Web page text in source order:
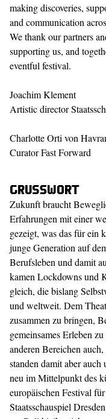
making discoveries,
and communication
We thank our partners
supporting us, and
eventful festival.
Joachim Klement
Artistic director
Charlotte Orti von
Curator Fast Forward
Grußwort
Zukunft braucht
Erfahrungen mit einer
gezeigt, was das für ein
junge Generation auf
Berufsleben und damit
kamen Lockdowns und
gleich, die bislang
und weltweit. Dem
zusammen zu bringen,
gemeinsames Erleben
anderen Bereichen
standen damit aber
neu im Mittelpunkt des
europäischen Festival
Staatsschauspiel